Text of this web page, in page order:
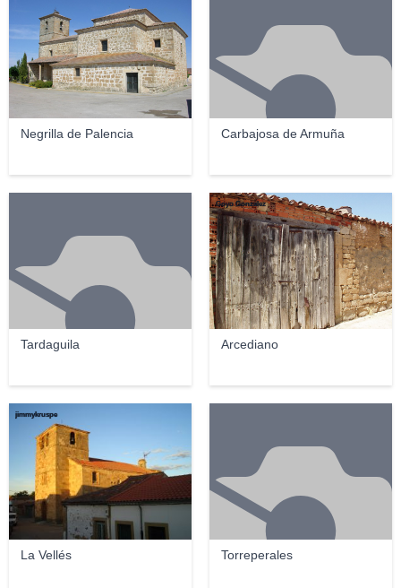
Negrilla de Palencia Carbajosa de Armuña
Tardaguila Arcediano
Goyo Gonzalez
La Vellés
jimmykruspe
Torreperales